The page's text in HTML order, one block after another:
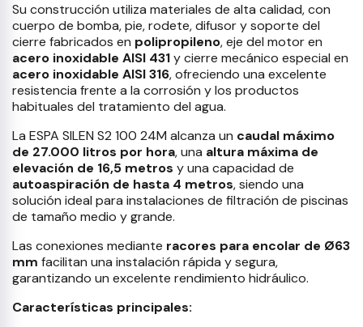
Su construcción utiliza materiales de alta calidad, con
cuerpo de bomba, pie, rodete, difusor y soporte del
cierre fabricados en polipropileno, eje del motor en
acero inoxidable AISI 431y cierre mecánico especial en
acero inoxidable AISI 316, ofreciendo una excelente
resistencia frente a la corrosión y los productos
habituales del tratamiento del agua.
La ESPA SILEN S2 100 24M alcanza un caudal máximo
de 27.000 litros por hora, una altura máxima de
elevación de 16,5 metros y una capacidad de
autoaspiración de hasta 4 metros, siendo una
solución ideal para instalaciones de filtración de piscinas
de tamaño medio y grande.
Las conexiones mediante racores para encolar de Ø63
mm facilitan una instalación rápida y segura,
garantizando un excelente rendimiento hidráulico.
Características principales: